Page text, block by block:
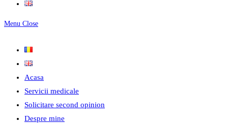
Menu Close
Acasa
Servicii medicale
Solicitare second opinion
Despre mine